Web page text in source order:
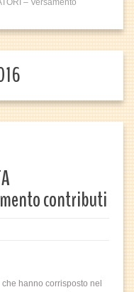
– Versamento
contributi
che hanno corrisposto nel